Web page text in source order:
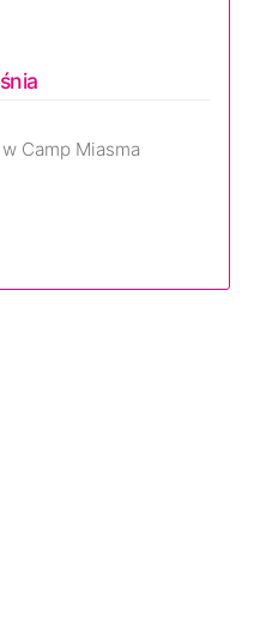
Camp Miasma